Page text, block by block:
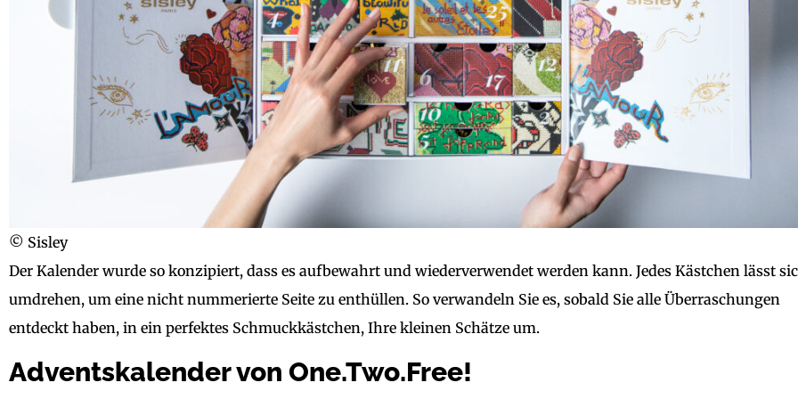
© Sisley
Der Kalender wurde so konzipiert, dass es aufbewahrt und wiederverwendet werden kann. Jedes Kästchen lässt
umdrehen, um eine nicht nummerierte Seite zu enthüllen. So verwandeln Sie es, sobald Sie alle Überraschungen
entdeckt haben, in ein perfektes Schmuckkästchen, Ihre kleinen Schätze um.
Adventskalender von One.Two.Free!